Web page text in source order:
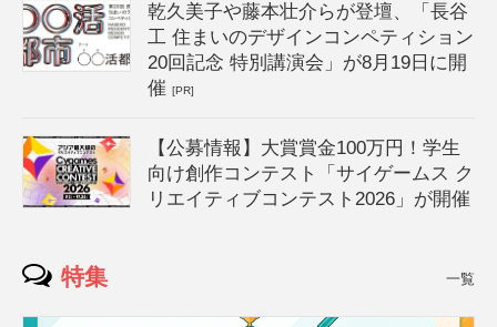
乾久美子や藤本壮介らが登壇、「長谷
工 住まいのデザインコンペティション
20回記念 特別講演会」が8月19日に開
催[PR]
【公募情報】大賞賞金100万円！学生
向け創作コンテスト「サイゲームス ク
リエイティブコンテスト2026」が開催
特集 一覧